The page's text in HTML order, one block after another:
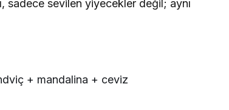
sadece sevilen yiyecekler değil; aynı
+ mandalina + ceviz